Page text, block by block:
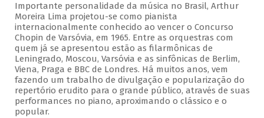
Importante personalidade da música no Brasil, Arthur
Moreira Lima projetou-se como pianista
internacionalmente conhecido ao vencer o Concurso
Chopin de Varsóvia, em 1965. Entre as orquestras com
quem já se apresentou estão as filarmônicas de
Leningrado, Moscou, Varsóvia e as sinfônicas de Berlim,
Viena, Praga e BBC de Londres. Há muitos anos, vem
fazendo um trabalho de divulgação e popularização do
repertório erudito para o grande público, através de suas
performances no piano, aproximando o clássico e o
popular.